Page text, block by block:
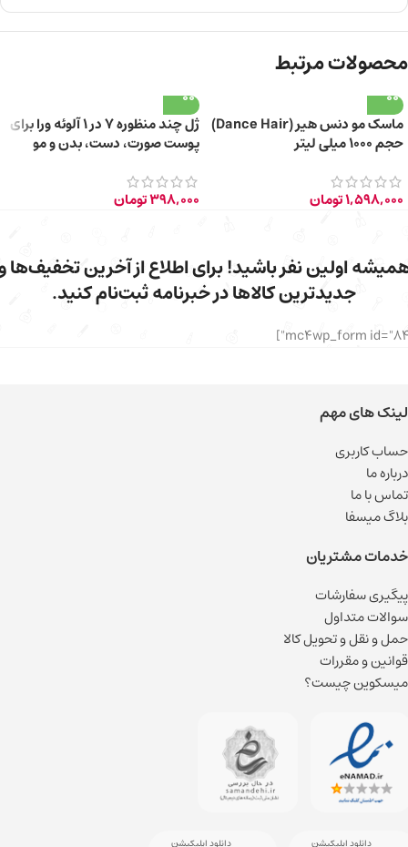
محصولات مرتبط
ماسک مو دنس هیر (Dance Hair)
حجم ۱۰۰۰ میلی لیتر
1,598,000تومان
ژل چند منظوره 7 در 1 آلوئه ورا برای
پوست صورت، دست، بدن و مو
398,000تومان
اولین نفر باشید! برای اطلاع از آخرین تخفیف‌ها
جدیدترین کالاها در خبرنامه ثبت‌نام کنید.
لینک های مهم
حساب کاربری
درباره ما
تماس با ما
بلاگ میسفا
خدمات مشتریان
پیگیری سفارشات
سوالات متداول
حمل و نقل و تحویل کالا
قوانین و مقررات
میسکوین چیست؟
دانلود اپلیکیشن دانلود اپلیکیشن